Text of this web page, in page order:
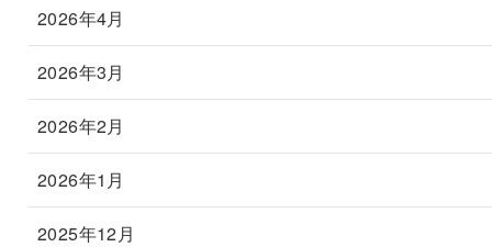
2026年4月
2026年3月
2026年2月
2026年1月
2025年12月